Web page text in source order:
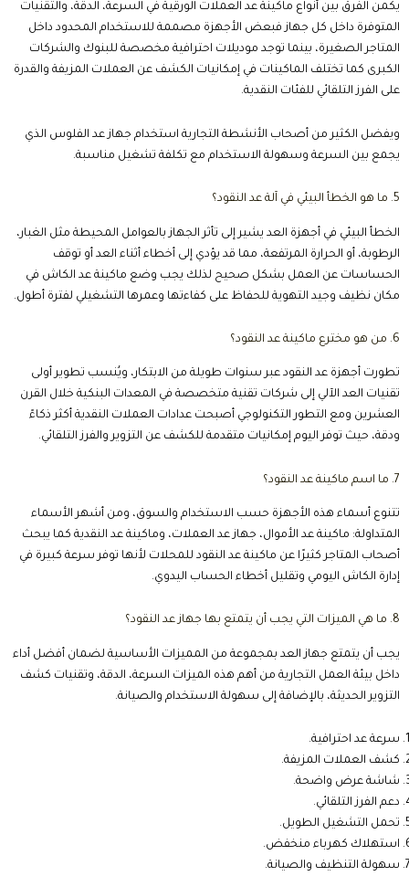
يكمن الفرق بين أنواع ماكينة عد العملات الورقية في السرعة، الدقة، والتقنيات
المتوفرة داخل كل جهاز فبعض الأجهزة مصممة للاستخدام المحدود داخل
المتاجر الصغيرة، بينما توجد موديلات احترافية مخصصة للبنوك والشركات
الكبرى كما تختلف الماكينات في إمكانيات الكشف عن العملات المزيفة والقدرة
على الفرز التلقائي للفئات النقدية.
ويفضل الكثير من أصحاب الأنشطة التجارية استخدام جهاز عد الفلوس الذي
يجمع بين السرعة وسهولة الاستخدام مع تكلفة تشغيل مناسبة.
5. ما هو الخطأ البيئي في آلة عد النقود؟
الخطأ البيئي في أجهزة العد يشير إلى تأثر الجهاز بالعوامل المحيطة مثل الغبار،
الرطوبة، أو الحرارة المرتفعة، مما قد يؤدي إلى أخطاء أثناء العد أو توقف
الحساسات عن العمل بشكل صحيح لذلك يجب وضع ماكينة عد الكاش في
مكان نظيف وجيد التهوية للحفاظ على كفاءتها وعمرها التشغيلي لفترة أطول.
6. من هو مخترع ماكينة عد النقود؟
تطورت أجهزة عد النقود عبر سنوات طويلة من الابتكار، ويُنسب تطوير أولى
تقنيات العد الآلي إلى شركات تقنية متخصصة في المعدات البنكية خلال القرن
العشرين ومع التطور التكنولوجي أصبحت عدادات العملات النقدية أكثر ذكاءً
ودقة، حيث توفر اليوم إمكانيات متقدمة للكشف عن التزوير والفرز التلقائي.
7. ما اسم ماكينة عد النقود؟
تتنوع أسماء هذه الأجهزة حسب الاستخدام والسوق، ومن أشهر الأسماء
المتداولة: ماكينة عد الأموال، جهاز عد العملات، وماكينة عد النقدية كما يبحث
أصحاب المتاجر كثيرًا عن ماكينة عد النقود للمحلات لأنها توفر سرعة كبيرة في
إدارة الكاش اليومي وتقليل أخطاء الحساب اليدوي.
8. ما هي الميزات التي يجب أن يتمتع بها جهاز عد النقود؟
يجب أن يتمتع جهاز العد بمجموعة من المميزات الأساسية لضمان أفضل أداء
داخل بيئة العمل التجارية من أهم هذه الميزات السرعة، الدقة، وتقنيات كشف
التزوير الحديثة، بالإضافة إلى سهولة الاستخدام والصيانة.
سرعة عد احترافية.
كشف العملات المزيفة.
شاشة عرض واضحة.
دعم الفرز التلقائي.
تحمل التشغيل الطويل.
استهلاك كهرباء منخفض.
سهولة التنظيف والصيانة.